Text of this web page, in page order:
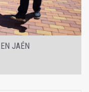
JAÉN